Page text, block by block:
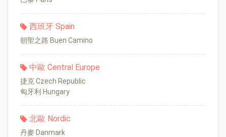
西班牙 Spain
朝聖之路 Buen Camino
中歐 Central Europe
捷克 Czech Republic
匈牙利 Hungary
北歐 Nordic
丹麥 Danmark